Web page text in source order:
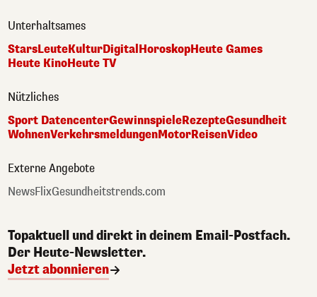
Unterhaltsames
StarsLeuteKulturDigital HoroskopHeute Games
Heute KinoHeute TV
Nützliches
Sport DatencenterGewinnspieleRezepteGesundheit
WohnenVerkehrsmeldungenMotorReisenVideo
Externe Angebote
NewsFlixGesundheitstrends.com
Topaktuell und direkt in deinem Email-Postfach.
Der Heute-Newsletter.
Jetzt abonnieren